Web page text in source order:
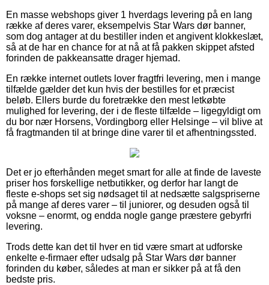
En masse webshops giver 1 hverdags levering på en lang
række af deres varer, eksempelvis Star Wars dør banner,
som dog antager at du bestiller inden et angivent klokkeslæt,
så at de har en chance for at nå at få pakken skippet afsted
forinden de pakkeansatte drager hjemad.
En række internet outlets lover fragtfri levering, men i mange
tilfælde gælder det kun hvis der bestilles for et præcist
beløb. Ellers burde du foretrække den mest letkøbte
mulighed for levering, der i de fleste tilfælde – ligegyldigt om
du bor nær Horsens, Vordingborg eller Helsinge – vil blive at
få fragtmanden til at bringe dine varer til et afhentningssted.
Det er jo efterhånden meget smart for alle at finde de laveste
priser hos forskellige netbutikker, og derfor har langt de
fleste e-shops set sig nødsaget til at nedsætte salgspriserne
på mange af deres varer – til juniorer, og desuden også til
voksne – enormt, og endda nogle gange præstere gebyrfri
levering.
Trods dette kan det til hver en tid være smart at udforske
enkelte e-firmaer efter udsalg på Star Wars dør banner
forinden du køber, således at man er sikker på at få den
bedste pris.